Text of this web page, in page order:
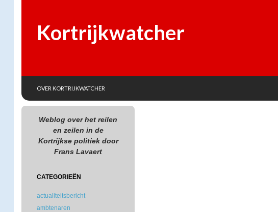
Kortrijkwatcher
OVER KORTRIJKWATCHER
Weblog over het reilen
en zeilen in de
Kortrijkse politiek door
Frans Lavaert
CATEGORIEËN
actualiteitsbericht
ambtenaren